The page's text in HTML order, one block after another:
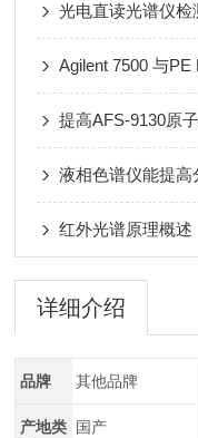
光电直读光谱仪检
Agilent 7500 与
提高AFS-9130原
液相色谱仪能提高
红外光谱原理概述
详细介绍
品牌 其他品牌
产地类
国产